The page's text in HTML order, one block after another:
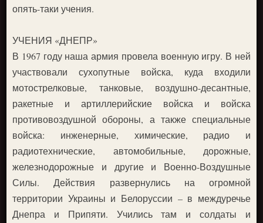
опять-таки учения.
УЧЕНИЯ «ДНЕПР»
В 1967 году наша армия провела военную игру. В ней
участвовали сухопутные войска, куда входили
мотострелковые, танковые, воздушно-десантные,
ракетные и артиллерийские войска и войска
противовоздушной обороны, а также специальные
войска: инженерные, химические, радио и
радиотехнические, автомобильные, дорожные,
железнодорожные и другие и Военно-Воздушные
Силы. Действия развернулись на огромной
территории Украины и Белоруссии – в междуречье
Днепра и Припяти. Учились там и солдаты и